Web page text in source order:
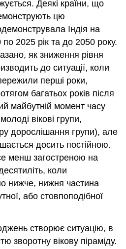
Деякі країни, що
цю
Індія на
по 2025 рік та до 2050 року.
як зниження рівня
до ситуації, коли
перші роки,
багатьох років після
майбутній момент часу
вікові групи,
дорослішання групи), але
досить постійною.
менш загостреною на
коли
нижче, нижня частина
або стовпоподібної
створює ситуацію, в
зворотну вікову піраміду.